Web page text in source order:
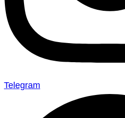
Telegram